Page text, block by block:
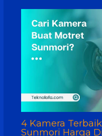
4 Kamera
Sunmori Harga